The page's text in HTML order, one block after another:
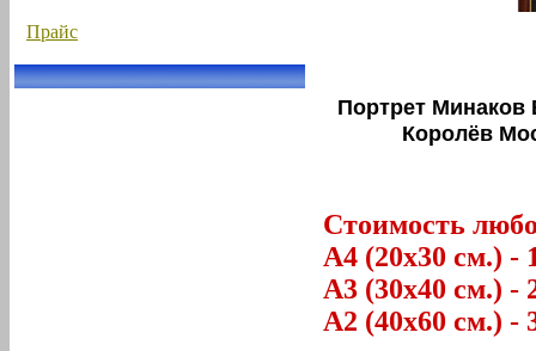
Прайс
Портрет Минаков
Королёв
Стоимость
А4 (20х30 см.) -
А3 (30х40 см.) -
А2 (40х60 см.) -